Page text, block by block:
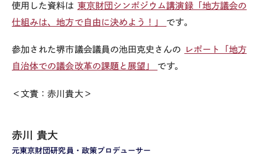
使用した資料は 東京財団シンポジウム講演録「地方議会の
仕組みは、地方で自由に決めよう！」 です。
参加された堺市議会議員の池田克史さんの
レポート「地方
自治体での議会改革の課題と展望」 です。
＜文責：赤川貴大＞
元東京財団研究員・政策プロデューサー
赤川 貴大